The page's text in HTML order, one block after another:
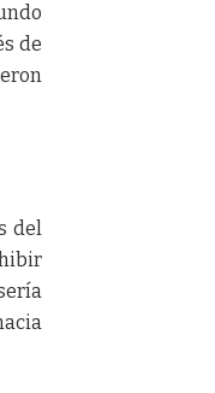
de
del